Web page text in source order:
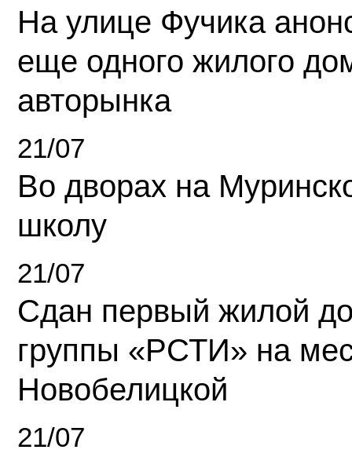
На улице Фучика
еще одного жилого
авторынка
21/07
Во дворах на
школу
21/07
Сдан первый жилой
группы «РСТИ» на
Новобелицкой
21/07